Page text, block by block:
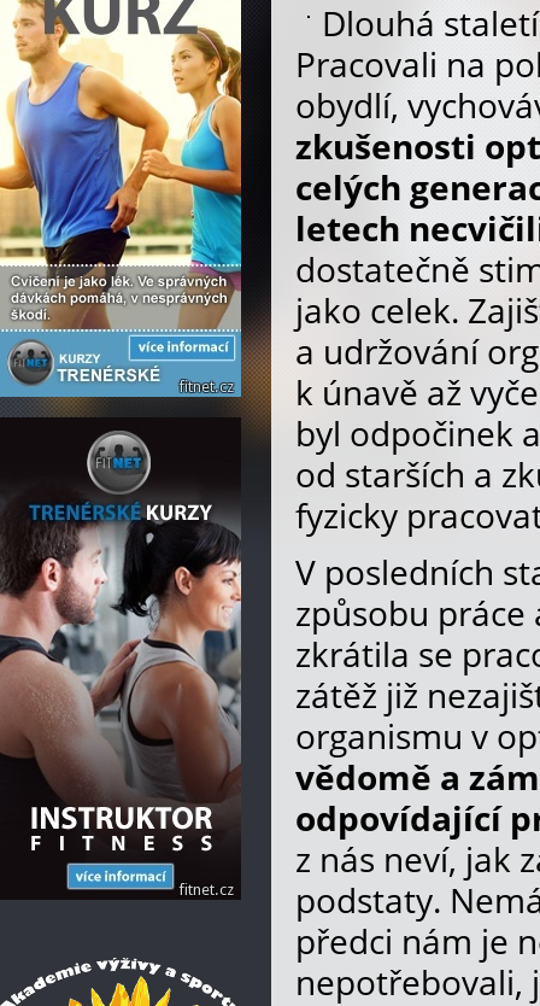
Dlouhá
Pracovali na
obydlí,
zkušenosti
celých
letech
dostatečně
jako celek.
a udržování
k únavě až
byl odpočinek
od starších a
fyzicky
V posledních
způsobu práce
zkrátila se
zátěž již
organismu v
vědomě a
odpovídající
z nás neví, jak
podstaty.
předci nám je
nepotřebovali,